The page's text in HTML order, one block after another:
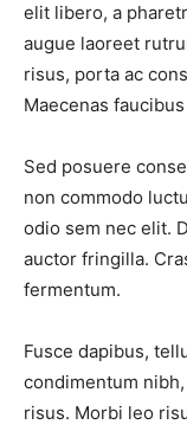
elit libero, a
augue laoreet
risus, porta ac
Maecenas
Sed posuere
non commodo
odio sem nec elit.
auctor fringilla.
fermentum.
Fusce dapibus,
condimentum
risus. Morbi leo